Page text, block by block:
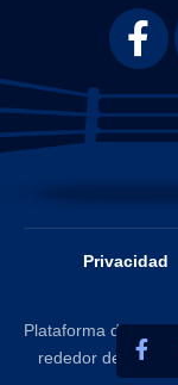
Plataforma digital
rededor del
Privacidad